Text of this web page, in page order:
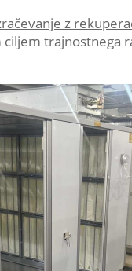
z
trajnostnega